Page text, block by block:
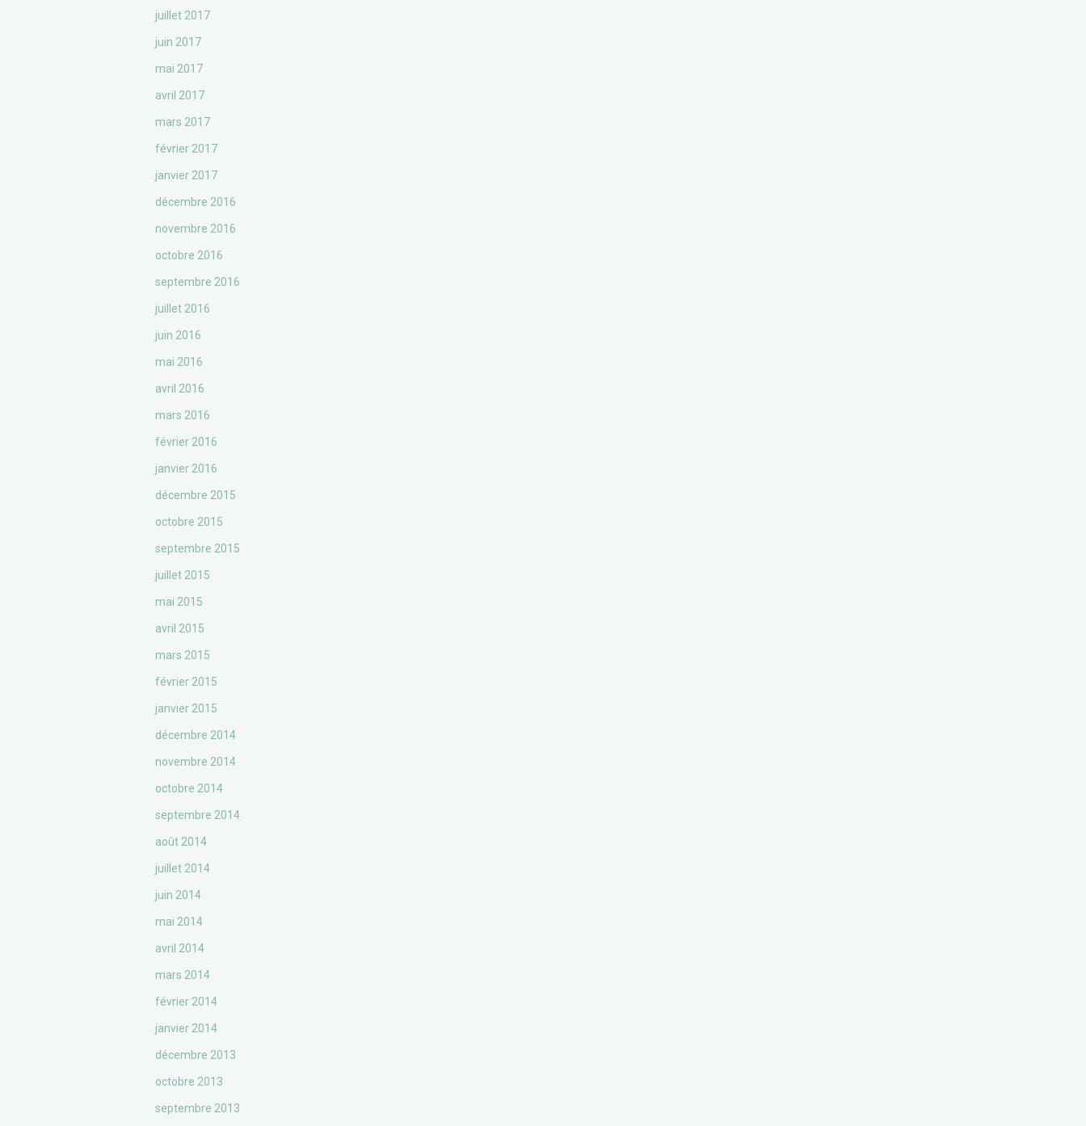
juillet 2017
juin 2017
mai 2017
avril 2017
mars 2017
février 2017
janvier 2017
décembre 2016
novembre 2016
octobre 2016
septembre 2016
juillet 2016
juin 2016
mai 2016
avril 2016
mars 2016
février 2016
janvier 2016
décembre 2015
octobre 2015
septembre 2015
juillet 2015
mai 2015
avril 2015
mars 2015
février 2015
janvier 2015
décembre 2014
novembre 2014
octobre 2014
septembre 2014
août 2014
juillet 2014
juin 2014
mai 2014
avril 2014
mars 2014
février 2014
janvier 2014
décembre 2013
octobre 2013
septembre 2013